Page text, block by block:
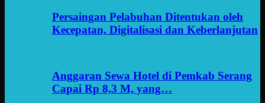
Persaingan Pelabuhan Ditentukan oleh
Kecepatan, Digitalisasi dan Keberlanjutan
Anggaran Sewa Hotel di Pemkab Serang
Capai Rp 8,3 M, yang…